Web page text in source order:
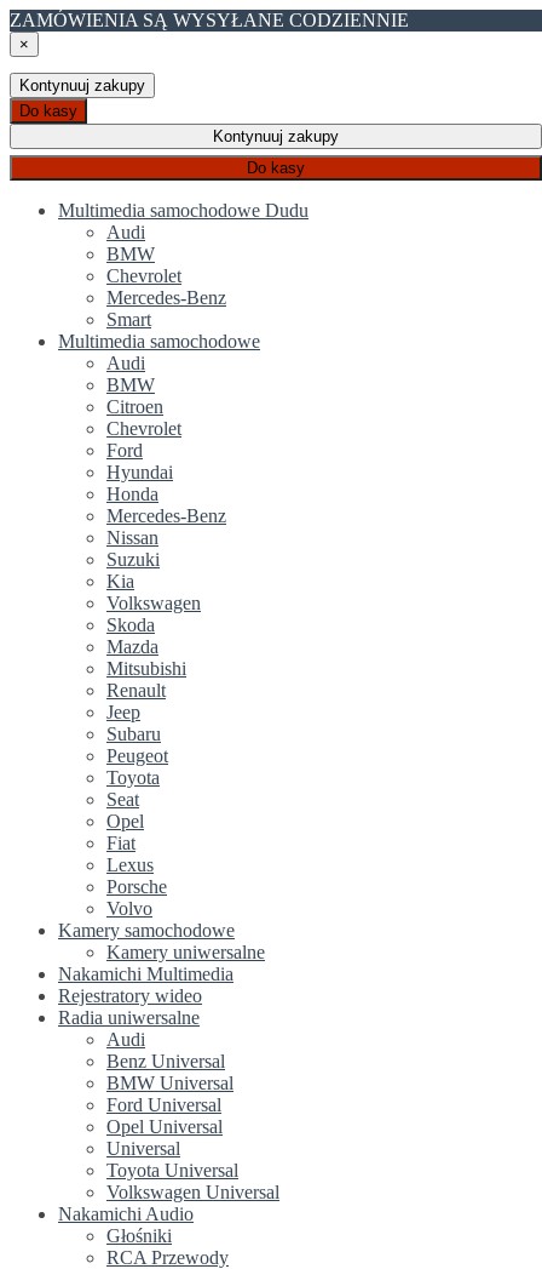
ZAMÓWIENIA SĄ WYSYŁANE CODZIENNIE
×
Kontynuuj zakupy
Do kasy
Kontynuuj zakupy
Do kasy
Multimedia samochodowe Dudu
Audi
BMW
Chevrolet
Mercedes-Benz
Smart
Multimedia samochodowe
Audi
BMW
Citroen
Chevrolet
Ford
Hyundai
Honda
Mercedes-Benz
Nissan
Suzuki
Kia
Volkswagen
Skoda
Mazda
Mitsubishi
Renault
Jeep
Subaru
Peugeot
Toyota
Seat
Opel
Fiat
Lexus
Porsche
Volvo
Kamery samochodowe
Kamery uniwersalne
Nakamichi Multimedia
Rejestratory wideo
Radia uniwersalne
Audi
Benz Universal
BMW Universal
Ford Universal
Opel Universal
Universal
Toyota Universal
Volkswagen Universal
Nakamichi Audio
Głośniki
RCA Przewody